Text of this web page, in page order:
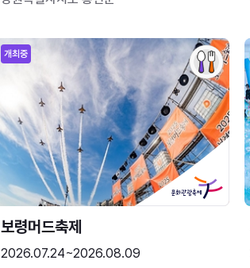
개최중
보령머드축제
2026.07.24~2026.08.09